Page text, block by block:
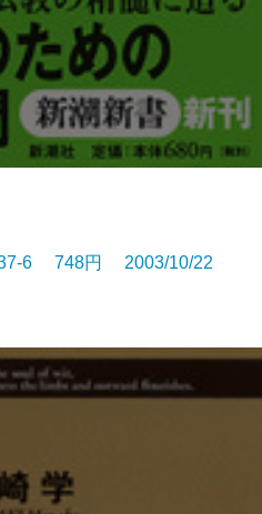
6 748円 2003/10/22